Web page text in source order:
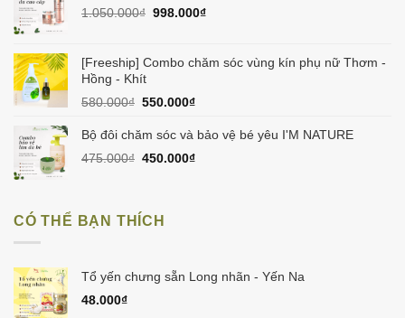
1.050.000₫ Giá
1.050.000₫.
998.000₫Giá
là:
[Freeship] Combo chăm sóc vùng kín phụ nữ Thơm -
Hồng - Khít
580.000₫ Giá
là:
550.000₫Giá
tại
550.000₫.
Bộ đôi chăm sóc và bảo vệ bé yêu I'M NATURE
475.000₫ Giá
450.000₫Giá
CÓ THỂ BẠN THÍCH
Tổ yến chưng sẵn Long nhãn - Yến Na
48.000₫